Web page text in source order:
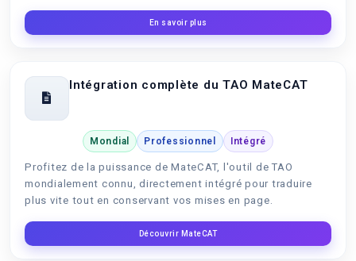
En savoir plus
Intégration complète du TAO MateCAT
Mondial Professionnel Intégré
Profitez de la puissance de MateCAT, l'outil de TAO
mondialement connu, directement intégré pour traduire
plus vite tout en conservant vos mises en page.
Découvrir MateCAT